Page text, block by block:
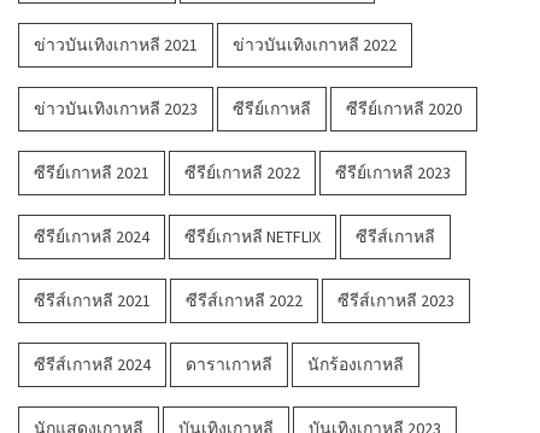
ข่าวบันเทิงเกาหลี 2021 ข่าวบันเทิงเกาหลี 2022
ข่าวบันเทิงเกาหลี 2023 ซีรีย์เกาหลี ซีรีย์เกาหลี 2020
ซีรีย์เกาหลี 2021 ซีรีย์เกาหลี 2022 ซีรีย์เกาหลี 2023
ซีรีย์เกาหลี 2024 ซีรีย์เกาหลี NETFLIX ซีรีส์เกาหลี
ซีรีส์เกาหลี 2021 ซีรีส์เกาหลี 2022 ซีรีส์เกาหลี 2023
ซีรีส์เกาหลี 2024 ดาราเกาหลี นักร้องเกาหลี
นักแสดงเกาหลี บันเทิงเกาหลี บันเทิงเกาหลี 2023